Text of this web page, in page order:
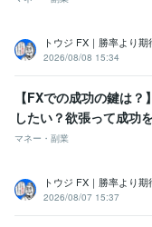
トウジ FX｜勝率より
2026/08/08 15:34
【FXでの成功の鍵は
したい？欲張って成功
マネー・副業
トウジ FX｜勝率より
2026/08/07 15:37